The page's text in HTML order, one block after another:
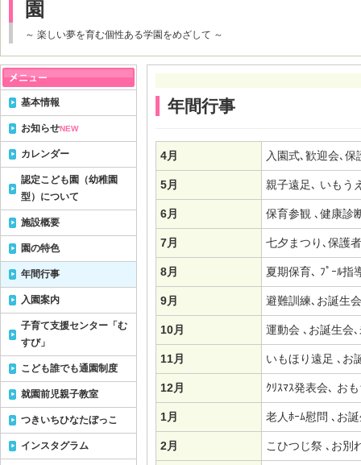
園
～ 楽しい夢を育む個性ある学園をめざして ～
年間行事
4月 入園式､歓迎会､
5月 親子遠足､ いもう
6月 保育参観 ､健康診
7月 七夕まつり､保護
8月 夏期保育､ ﾌﾟｰﾙ指
9月 避難訓練､お誕生
10月 運動会 ､お誕生会
11月 いもほり遠足 ､お
12月 ｸﾘｽﾏｽ発表会､ お
1月 老人ﾎｰﾑ慰問 ､お
2月 こひつじ祭 ､お別
基本情報
お知らせNEW
カレンダー
認定こども園（幼稚園
型）について
施設概要
園の特色
年間行事
入園案内
子育て支援センター「む
すび」
こども誰でも通園制度
就園前児親子教室
つきいちひなたぼっこ
インスタグラム